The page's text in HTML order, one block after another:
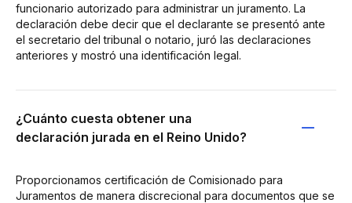
funcionario autorizado para administrar un juramento. La
declaración debe decir que el declarante se presentó ante
el secretario del tribunal o notario, juró las declaraciones
anteriores y mostró una identificación legal.
¿Cuánto cuesta obtener una
declaración jurada en el Reino Unido?
Proporcionamos certificación de Comisionado para
Juramentos de manera discrecional para documentos que se